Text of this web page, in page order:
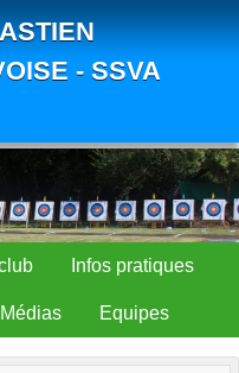
- SSVA
Infos pratiques
Médias Equipes